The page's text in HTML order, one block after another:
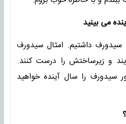
می بینید
داشتیم. امثال سیدورف
و زیرساختش را درست کنند.
سیدورف را سال آینده خواهید